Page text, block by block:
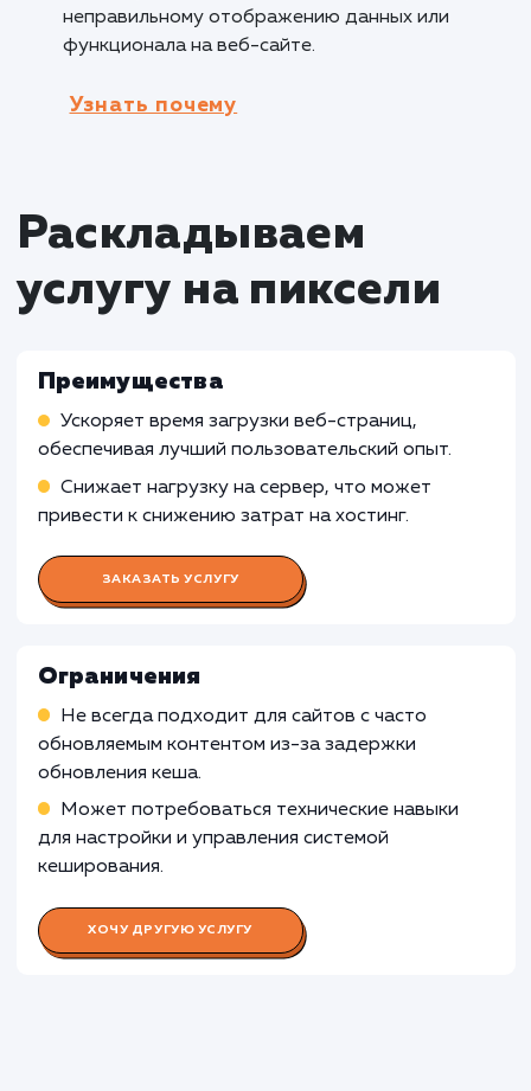
Динамические веб-сайты с часто
кеширования сайта может быть менее
кеширование может привести к
контента, что может негативно повлиять на
Сайты с авторизацией и
персонализированным контентом
включения кеширования сайта может быть
менее подходящей для веб-сайтов, которые
требуют авторизации пользователя или
предоставляют персонализированный
Кеширование может затруднить
предоставление индивидуальной
неправильному отображению данных или
функционала на веб-сайте.
Узнать почему
Раскладываем